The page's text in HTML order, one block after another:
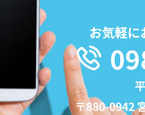
お気軽に
〒880-0942